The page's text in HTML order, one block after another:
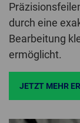
durch eine
Bearbeitung
ermöglicht.
JETZT MEHR